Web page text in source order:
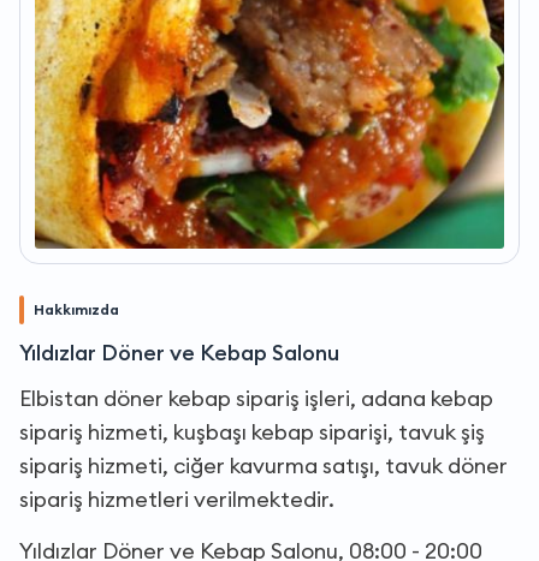
Hakkımızda
Yıldızlar Döner ve Kebap Salonu
Elbistan döner kebap sipariş işleri, adana kebap
sipariş hizmeti, kuşbaşı kebap siparişi, tavuk şiş
sipariş hizmeti, ciğer kavurma satışı, tavuk döner
sipariş hizmetleri verilmektedir.
Yıldızlar Döner ve Kebap Salonu, 08:00 - 20:00